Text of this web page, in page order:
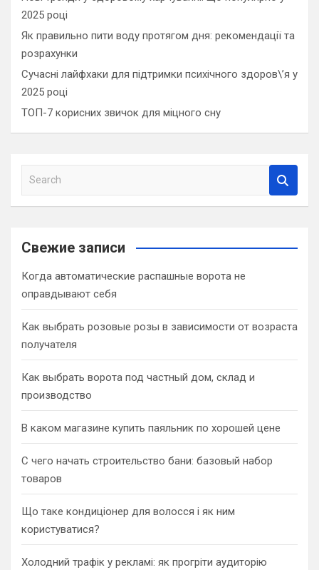
2025 році
Як правильно пити воду протягом дня: рекомендації та
розрахунки
Сучасні лайфхаки для підтримки психічного здоров\’я у
2025 році
ТОП-7 корисних звичок для міцного сну
a
c
Свежие записи
Когда автоматические распашные ворота не
оправдывают себя
Как выбрать розовые розы в зависимости от возраста
получателя
Как выбрать ворота под частный дом, склад и
производство
В каком магазине купить паяльник по хорошей цене
С чего начать строительство бани: базовый набор
товаров
Що таке кондиціонер для волосся і як ним
користуватися?
Холодний трафік у рекламі: як прогріти аудиторію